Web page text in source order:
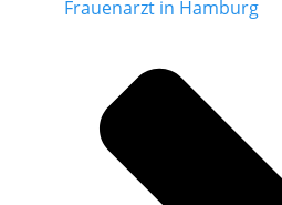
Frauenarzt in Hamburg